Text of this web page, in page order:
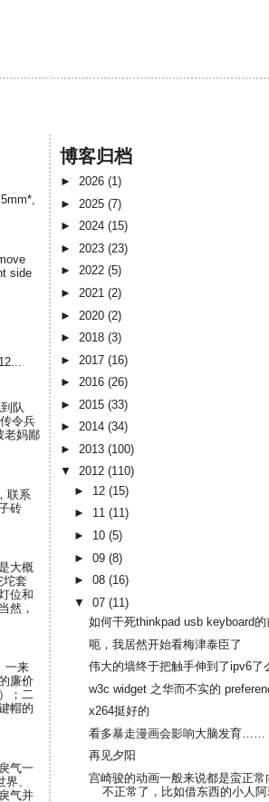
side
队
令兵
老妈鄙
联系
砖
大概
坨套
位和
然，
一来
廉价
；二
帽的
气一
、
气并
博客归档
► 2026 (1)
► 2025 (7)
► 2024 (15)
► 2023 (23)
► 2022 (5)
► 2021 (2)
► 2020 (2)
► 2018 (3)
► 2017 (16)
► 2016 (26)
► 2015 (33)
► 2014 (34)
► 2013 (100)
▼ 2012 (110)
► 12(15)
► 11(11)
► 10(5)
►09(8)
►08(16)
▼07(11)
如何干死thinkpad usb keyboard
呃，我居然开始看梅津泰臣了
伟大的墙终于把触手伸到了ipv6了
w3c widget 之华而不实的
x264挺好的
看多暴走漫画会影响大脑发育……
再见夕阳
宫崎骏的动画一般来说都是蛮正
不正常了，比如借东西的小人阿